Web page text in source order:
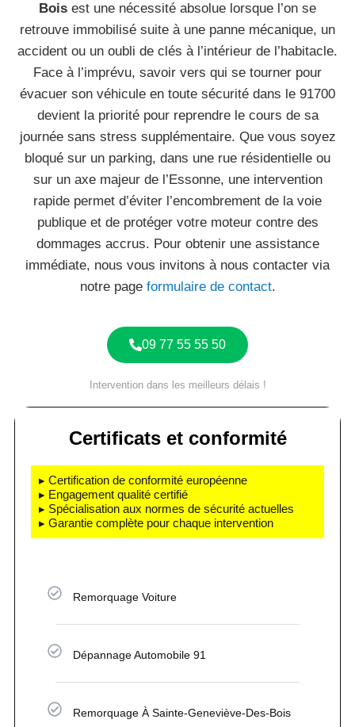
Bois est une nécessité absolue lorsque l’on se
retrouve immobilisé suite à une panne mécanique, un
accident ou un oubli de clés à l’intérieur de l’habitacle.
Face à l’imprévu, savoir vers qui se tourner pour
évacuer son véhicule en toute sécurité dans le 91700
devient la priorité pour reprendre le cours de sa
journée sans stress supplémentaire. Que vous soyez
bloqué sur un parking, dans une rue résidentielle ou
sur un axe majeur de l’Essonne, une intervention
rapide permet d’éviter l’encombrement de la voie
publique et de protéger votre moteur contre des
dommages accrus. Pour obtenir une assistance
immédiate, nous vous invitons à nous contacter via
notre page formulaire de contact.
09 77 55 55 50
Intervention dans les meilleurs délais !
Certificats et conformité
▸ Certification de conformité européenne
▸ Engagement qualité certifié
▸ Spécialisation aux normes de sécurité actuelles
▸ Garantie complète pour chaque intervention
Remorquage Voiture
Dépannage Automobile 91
Remorquage À Sainte-Geneviève-Des-Bois